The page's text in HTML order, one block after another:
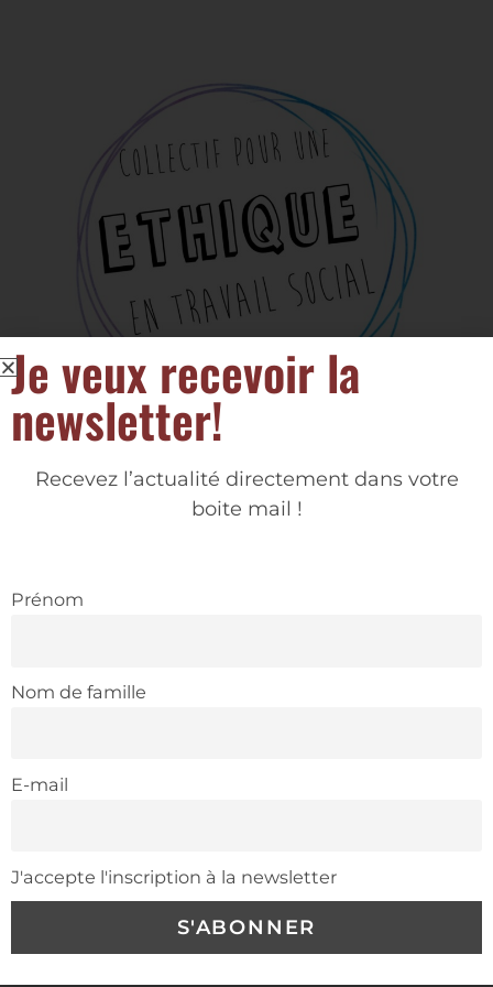
Je veux recevoir la
newsletter!
Recevez l’actualité directement dans votre
boite mail !
Prénom
Nom de famille
E-mail
J'accepte l'inscription à la newsletter